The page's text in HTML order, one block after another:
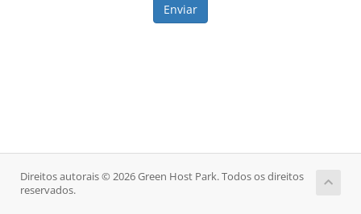
Enviar
Direitos autorais © 2026 Green Host Park. Todos os direitos
reservados.